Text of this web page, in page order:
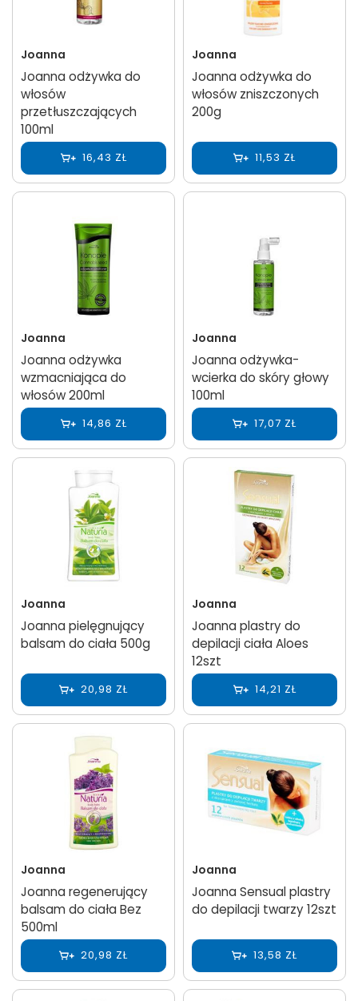
Joanna
Joanna odżywka do
włosów
przetłuszczających
100ml
16,43 ZŁ
Joanna
Joanna odżywka do
włosów zniszczonych
200g
11,53 ZŁ
Joanna
Joanna odżywka
wzmacniająca do
włosów 200ml
14,86 ZŁ
Joanna
Joanna odżywka-
wcierka do skóry głowy
100ml
17,07 ZŁ
Joanna
Joanna pielęgnujący
balsam do ciała 500g
20,98 ZŁ
Joanna
Joanna plastry do
depilacji ciała Aloes
12szt
14,21 ZŁ
Joanna
Joanna regenerujący
balsam do ciała Bez
500ml
20,98 ZŁ
Joanna
Joanna Sensual plastry
do depilacji twarzy 12szt
13,58 ZŁ